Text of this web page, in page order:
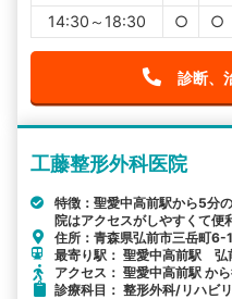
14:30～18:30
○ ○
診断、
工藤整形外科医院
特徴：聖愛中高前駅から5分
院はアクセスがしやすくて便
住所：青森県弘前市三岳町6-1
最寄り駅： 聖愛中高前駅
アクセス： 聖愛中高前駅 か
診療科目： 整形外科/リハビ